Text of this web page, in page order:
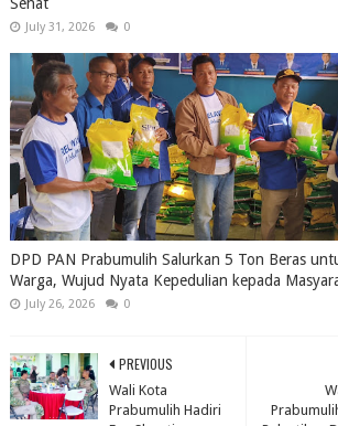
July 31, 2026 0
DPD PAN Prabumulih Salurkan 5 Ton Beras
Warga, Wujud Nyata Kepedulian kepada
July 26, 2026 0
PREVIOUS
Wali Kota
Prabumulih Hadiri